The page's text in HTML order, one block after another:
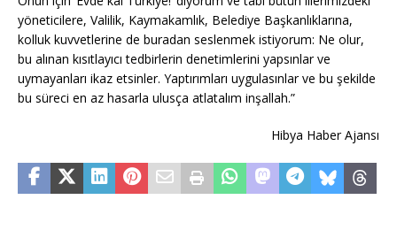
yöneticilere, Valilik, Kaymakamlık, Belediye Başkanlıklarına,
kolluk kuvvetlerine de buradan seslenmek istiyorum: Ne olur,
bu alınan kısıtlayıcı tedbirlerin denetimlerini yapsınlar ve
uymayanları ikaz etsinler. Yaptırımları uygulasınlar ve bu şekilde
bu süreci en az hasarla ulusça atlatalım inşallah.”
Hibya Haber Ajansı